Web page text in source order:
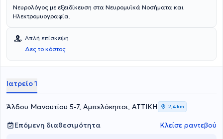
Νευρολόγος με εξειδίκευση στα Νευρομυϊκά Νοσήματα και
Ηλεκτρομυογραφία.
Απλή επίσκεψη
Δες το κόστος
Ιατρείο 1
Άλδου Μανουτίου 5-7, Αμπελόκηποι, ΑΤΤΙΚΗ 2,4 km
Επόμενη διαθεσιμότητα Κλείσε ραντεβού